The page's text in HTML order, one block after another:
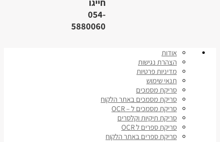
054-
5880060
אודות
הצהרת נגישות
מדיניות פרטיות
תנאי שימוש
סריקת מסמכים
סריקת מסמכים באתר הלקוח
סריקת מסמכים ל – OCR
סריקת תיקיות וקלסרים
סריקת ספרים ל OCR
סריקת ספרים באתר הלקוח